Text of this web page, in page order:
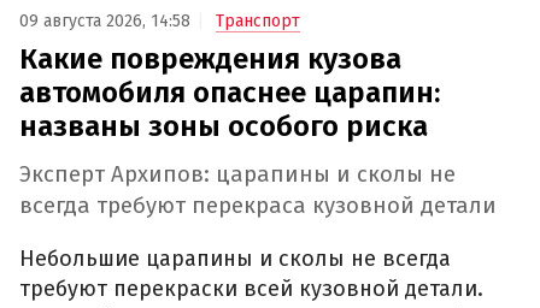
09 августа 2026, 14:58 Транспорт
Какие повреждения кузова
автомобиля опаснее царапин:
названы зоны особого риска
Эксперт Архипов: царапины и сколы не
всегда требуют перекраса кузовной детали
Небольшие царапины и сколы не всегда
требуют перекраски всей кузовной детали.